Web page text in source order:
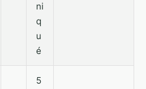
ni
q
u
é
5